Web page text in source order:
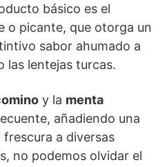
básico es el
o picante, que otorga un
sabor ahumado a
las lentejas turcas.
y la menta
añadiendo una
a diversas
no podemos olvidar el